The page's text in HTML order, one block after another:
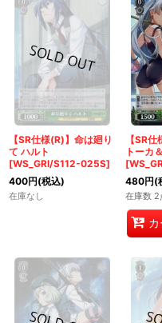
【SR仕様(R)】命は廻り
て ハルト
[WS_GRI/S112-025S]
400円(税込)
在庫なし
【SR
トーカ
480円(
在庫数 2